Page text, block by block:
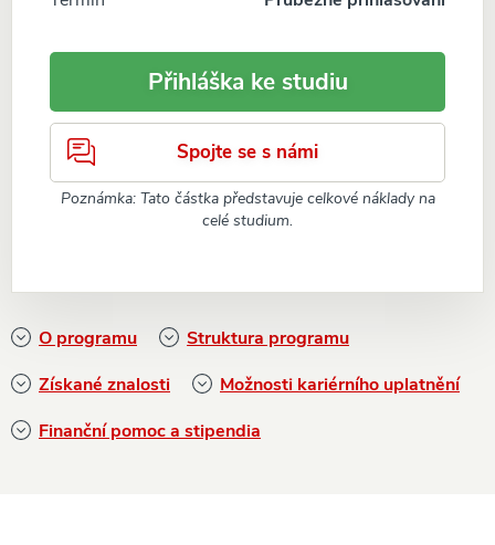
O programu
Struktura programu
Získané znalosti
Možnosti kariérního uplatnění
Finanční pomoc a stipendia
Přihláška ke studiu
Spojte se s námi
Poznámka: Tato částka představuje celkové náklady na
celé studium.